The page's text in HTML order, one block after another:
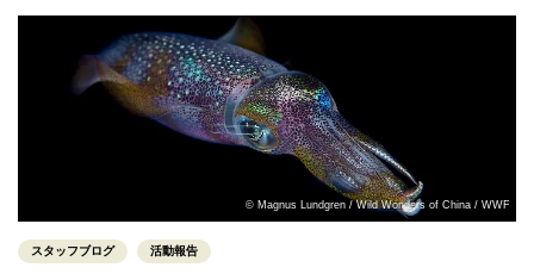
© Magnus Lundgren / Wild Wonders of China / WWF
スタッフブログ 活動報告